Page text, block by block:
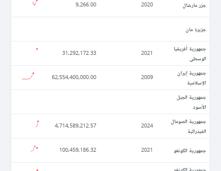
جزر مارشال 2020
9,266.00
جزيرة مان
جمهورية أفريقيا
الوسطى
2021
31,292,172.33
جمهورية إيران
الإسلامية
2009
62,554,400,000.00
جمهورية الجبل
الأسود
جمهورية الصومال
الفيدرالية
2024
4,714,589,212.57
جمهورية الكونغو 2021
100,459,186.32
جمهورية الكونغو